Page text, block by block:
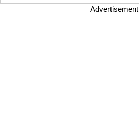
Advertisement